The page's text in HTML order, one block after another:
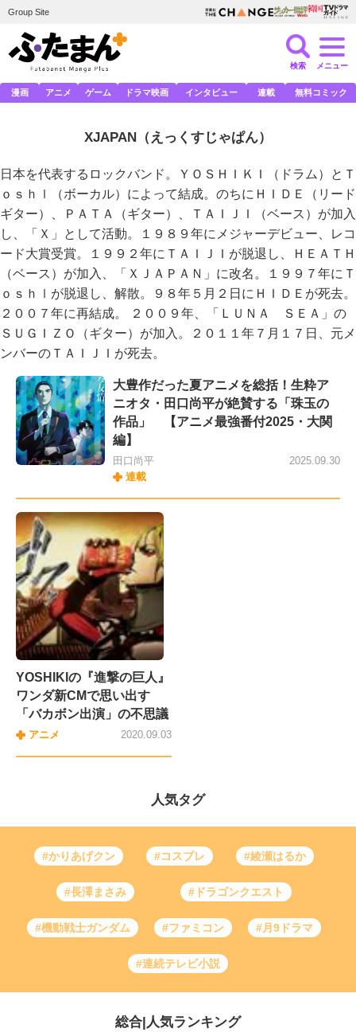
Group Site
検索 メニュー
漫画 アニメ ゲーム ドラマ映画 インタビュー 連載 無料コミック
XJAPAN （えっくすじゃぱん）
日本を代表するロックバンド。ＹＯＳＨＩＫＩ（ドラム）とＴ
ｏｓｈｌ（ボーカル）によって結成。のちにＨＩＤＥ（リード
ギター）、ＰＡＴＡ（ギター）、ＴＡＩＪＩ（ベース）が加入
し、「Ｘ」として活動。１９８９年にメジャーデビュー、レコ
ード大賞受賞。１９９２年にＴＡＩＪＩが脱退し、ＨＥＡＴＨ
（ベース）が加入、「ＸＪＡＰＡＮ」に改名。１９９７年にＴ
ｏｓｈｌが脱退し、解散。９８年５月２日にＨＩＤＥが死去。
２００７年に再結成。 ２００９年、「ＬＵＮＡ ＳＥＡ」の
ＳＵＧＩＺＯ（ギター）が加入。２０１１年７月１７日、元メ
ンバーのＴＡＩＪＩが死去。
大豊作だった夏アニメを総括！生粋ア
ニオタ・田口尚平が絶賛する「珠玉の
作品」 【アニメ最強番付2025・大関
編】
田口尚平
連載
2025.09.30
YOSHIKIの『進撃の巨人』
ワンダ新CMで思い出す
「バカボン出演」の不思議
アニメ 2020.09.03
人気タグ
#かりあげクン #コスプレ #綾瀬はるか
#長澤まさみ #ドラゴンクエスト
#機動戦士ガンダム #ファミコン #月9ドラマ
#連続テレビ小説
総合 人気ランキング